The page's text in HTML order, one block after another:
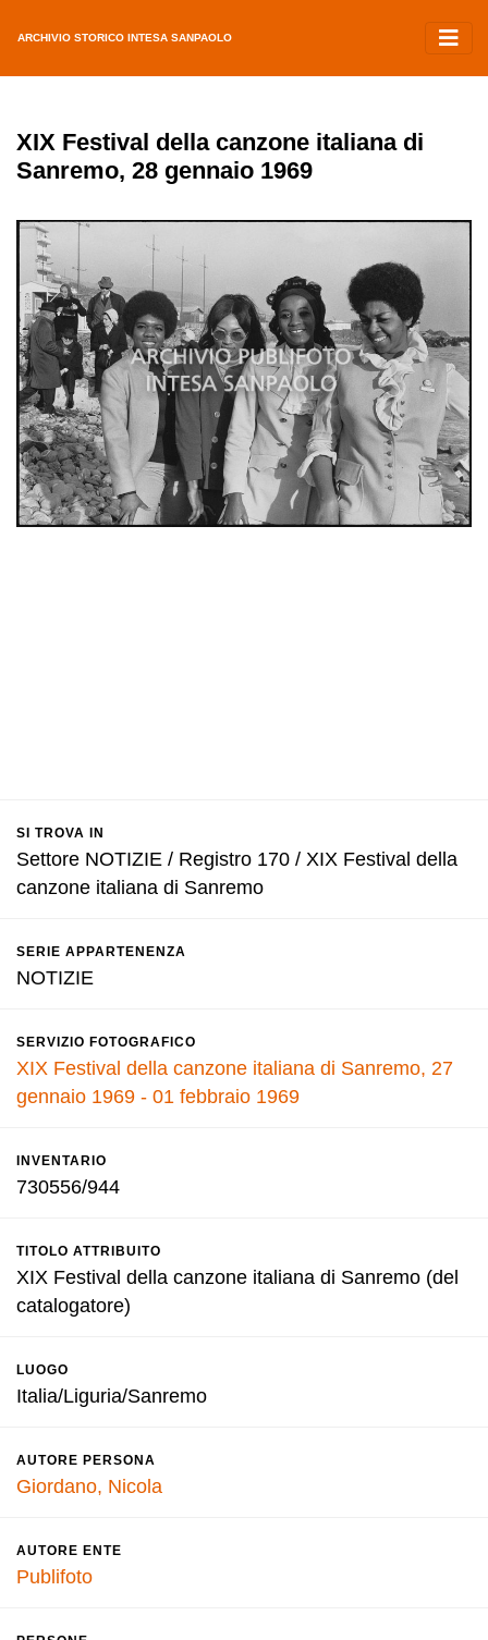
ARCHIVIO STORICO INTESA SANPAOLO
XIX Festival della canzone italiana di
Sanremo, 28 gennaio 1969
SI TROVA IN
Settore NOTIZIE / Registro 170 / XIX Festival della
canzone italiana di Sanremo
SERIE APPARTENENZA
NOTIZIE
SERVIZIO FOTOGRAFICO
XIX Festival della canzone italiana di Sanremo, 27
gennaio 1969 - 01 febbraio 1969
INVENTARIO
730556/944
TITOLO ATTRIBUITO
XIX Festival della canzone italiana di Sanremo (del
catalogatore)
LUOGO
Italia/Liguria/Sanremo
AUTORE PERSONA
Giordano, Nicola
AUTORE ENTE
Publifoto